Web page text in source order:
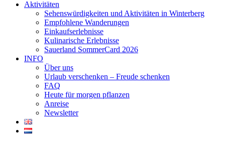
Aktivitäten
Sehenswürdigkeiten und Aktivitäten in Winterberg
Empfohlene Wanderungen
Einkaufserlebnisse
Kulinarische Erlebnisse
Sauerland SommerCard 2026
INFO
Über uns
Urlaub verschenken – Freude schenken
FAQ
Heute für morgen pflanzen
Anreise
Newsletter